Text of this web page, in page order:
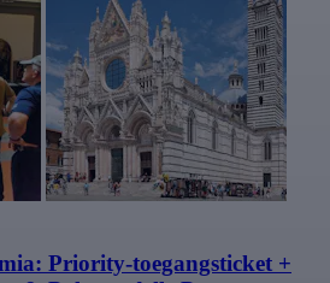
Priority-toegangsticket +